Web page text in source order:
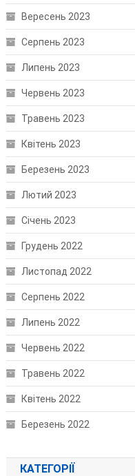
Вересень 2023
Серпень 2023
Липень 2023
Червень 2023
Травень 2023
Квітень 2023
Березень 2023
Лютий 2023
Січень 2023
Грудень 2022
Листопад 2022
Серпень 2022
Липень 2022
Червень 2022
Травень 2022
Квітень 2022
Березень 2022
КАТЕГОРІЇ